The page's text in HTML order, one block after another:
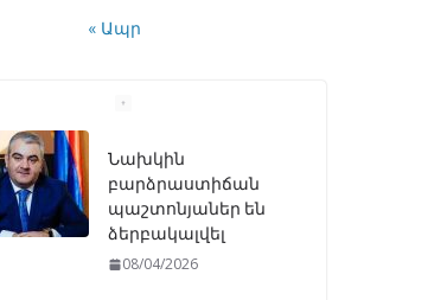
« Ապր
Նախկին
բարձրաստիճան
պաշտոնյաներ են
ձերբակալվել
08/04/2026